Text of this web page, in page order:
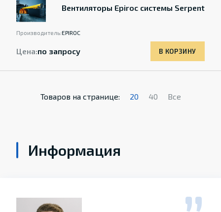
Вентиляторы Epiroc системы Serpent
Производитель:EPIROC
Цена:по запросу В КОРЗИНУ
Товаров на странице: 20 40 Все
Информация